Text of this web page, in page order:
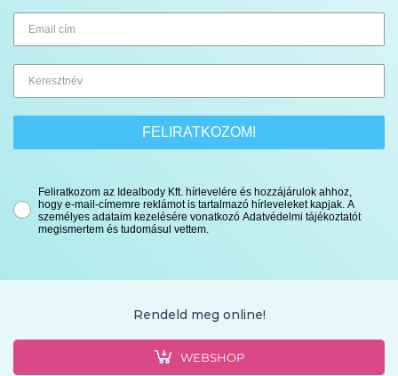
FELIRATKOZOM!
Feliratkozom az Idealbody Kft. hírlevelére és hozzájárulok ahhoz,
hogy e-mail-címemre reklámot is tartalmazó hírleveleket kapjak. A
személyes adataim kezelésére vonatkozó Adatvédelmi tájékoztatót
megismertem és tudomásul vettem.
Rendeld meg online!
WEBSHOP